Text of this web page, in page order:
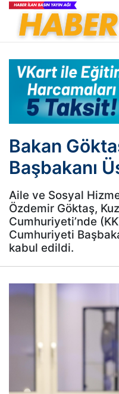
Bakan
Başbakanı
Aile ve Sosyal
Özdemir Göktaş,
Cumhuriyeti’nde
Cumhuriyeti
kabul edildi.